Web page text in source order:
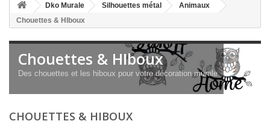
Dko Murale Silhouettes métal
Animaux
Chouettes & HIboux
Chouettes & HIboux
Des chouettes et les hiboux pour votre décoration murale
CHOUETTES & HIBOUX